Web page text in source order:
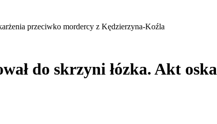
przeciwko mordercy z Kędzierzyna-Koźla
do skrzyni łózka. Akt